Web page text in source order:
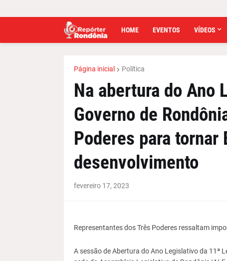
HOME EVENTOS VÍDEOS
Página inicial Política
Na abertura do Ano
Governo de
Poderes para tornar
desenvolvimento
fevereiro 17, 2023
Representantes dos Três Poderes ressaltam
A sessão de Abertura do Ano Legislativo da 11ª